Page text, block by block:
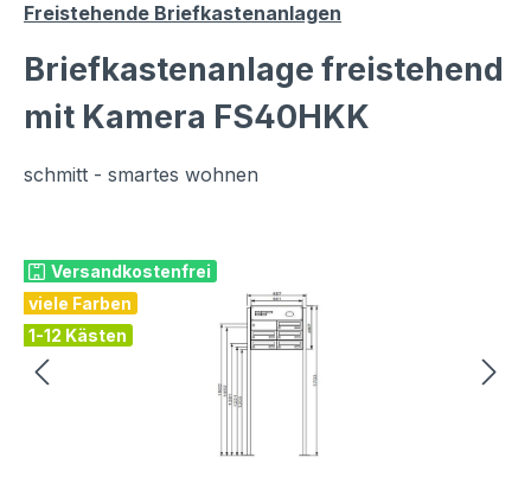
Freistehende Briefkastenanlagen
Briefkastenanlage freistehend
mit Kamera FS40HKK
schmitt - smartes wohnen
Versandkostenfrei
viele Farben
1-12 Kästen